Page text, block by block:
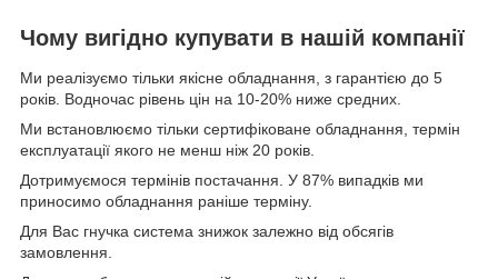
Чому вигідно купувати в нашій компанії
Ми реалізуємо тільки якісне обладнання, з гарантією до 5
років. Водночас рівень цін на 10-20% ниже средних.
Ми встановлюємо тільки сертифіковане обладнання, термін
експлуатації якого не менш ніж 20 років.
Дотримуємося термінів постачання. У 87% випадків ми
приносимо обладнання раніше терміну.
Для Вас гнучка система знижок залежно від обсягів
замовлення.